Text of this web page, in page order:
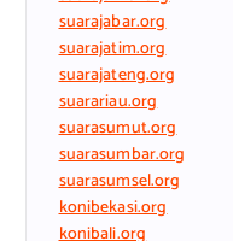
suarajabar.org
suarajatim.org
suarajateng.org
suarariau.org
suarasumut.org
suarasumbar.org
suarasumsel.org
konibekasi.org
konibali.org